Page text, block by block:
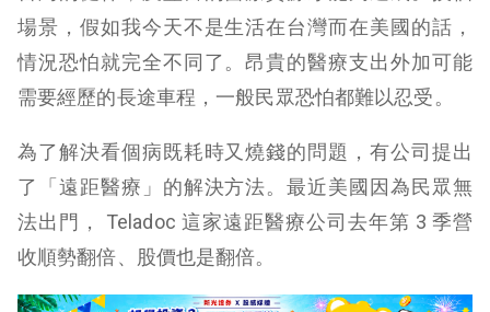
場景，假如我今天不是生活在台灣而在美國的話，
情況恐怕就完全不同了。昂貴的醫療支出外加可能
需要經歷的長途車程，一般民眾恐怕都難以忍受。
為了解決看個病既耗時又燒錢的問題，有公司提出
了「遠距醫療」的解決方法。最近美國因為民眾無
法出門， Teladoc 這家遠距醫療公司去年第 3 季營
收順勢翻倍、股價也是翻倍。